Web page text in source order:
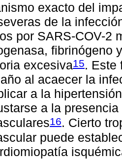
exacto del
de la
por SARS-COV-2
fibrinógeno
excesiva15. Este
al acaecer la
a la
a la
16. Cierto
puede